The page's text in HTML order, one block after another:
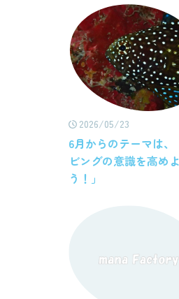
2026/05/23
6月からのテーマは、
ビングの意識を高めよ
う！」